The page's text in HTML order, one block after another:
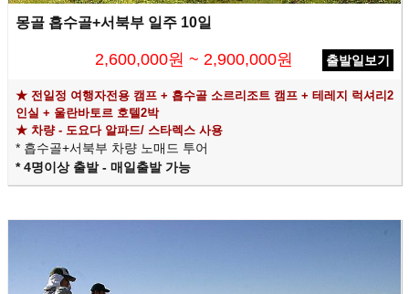
몽골 흡수골+서북부 일주 10일
2,600,000원 ~ 2,900,000원 출발일보기
★ 전일정 여행자전용 캠프 + 흡수골 소르리조트 캠프 + 테레지 럭셔리2
인실 + 울란바토르 호텔2박
★ 차량 - 도요다 알파드/ 스타렉스 사용
* 흡수골+서북부 차량 노매드 투어
* 4명이상 출발 - 매일출발 가능